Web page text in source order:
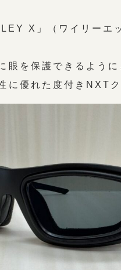
X」（ワイリーエ
眼を保護できるよう
に優れた度付きNXT